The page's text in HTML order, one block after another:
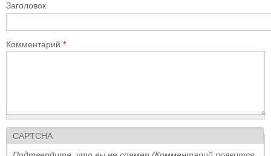
Заголовок
Комментарий *
CAPTCHA